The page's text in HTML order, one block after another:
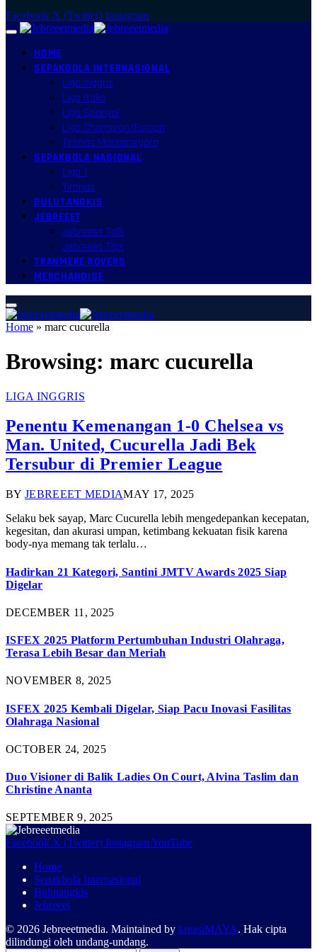
Facebook X (Twitter) Instagram
HOME
SEPAKBOLA INTERNASIONAL
Liga Inggris
Liga Italia
Liga Spanyol
Liga Champion/Europa
Timnas Mancanegara
SEPAKBOLA NASIONAL
Liga 1
Timnas
BULUTANGKIS
JEBREEET
Jebreeet Talk
Jebreeet Tips
TRANMERE ROVERS
MERCHANDISE
Home » marc cucurella
Browsing: marc cucurella
LIGA INGGRIS
Penentu Kemenangan 1-0 Chelsea vs
Man. United, Cucurella Jadi Bek
Tersubur di Premier League
BY JEBREEET MEDIAMAY 17, 2025
Selaku bek sayap, Marc Cucurella lebih mengedepankan kecepatan,
kegesitan, dan akurasi umpan, ketimbang kekuatan fisik karena
body-nya memang tak terlalu…
Hadirkan 21 Kategori, Santini JMTV Awards 2025 Siap
Digelar
DECEMBER 11, 2025
ISFEX 2025 Platform Pertumbuhan Industri Olahraga,
Terasa Lebih Besar dan Meriah
NOVEMBER 8, 2025
ISFEX 2025 Kembali Digelar, Siap Pacu Inovasi Fasilitas
Olahraga Nasional
OCTOBER 24, 2025
Duo Visioner di Balik Ladies On Court, Alvina Taslim dan
Christine Ananta
SEPTEMBER 9, 2025
Facebook X (Twitter) InstagramYouTube
Home
Sepakbola Internasional
Bulutangkis
Jebreeet
© 2026 Jebreeetmedia. Maintained by kreasiMAYA. Hak cipta
dilindungi oleh undang-undang.